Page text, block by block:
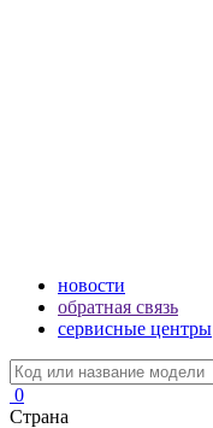
новости
обратная связь
сервисные центры
0
Страна